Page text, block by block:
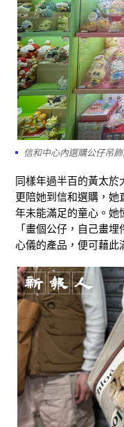
信和中心內選購公仔吊
同樣年過半百的黃太於
更陪她到信和選購，她
年未能滿足的童心。她
「畫個公仔，自己畫
心儀的產品，便可藉此